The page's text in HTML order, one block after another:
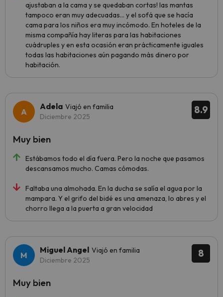
ajustaban a la cama y se quedaban cortas! las mantas
tampoco eran muy adecuadas... y el sofá que se hacía
cama para los niños era muy incómodo. En hoteles de la
misma compañía hay literas para las habitaciones
cuádruples y en esta ocasión eran prácticamente iguales
todas las habitaciones aún pagando más dinero por
habitación.
8.9
Adela Viajó en familia
Diciembre 2025
Estábamos todo el día fuera. Pero la noche que pasamos
descansamos mucho. Camas cómodas.
Faltaba una almohada. En la ducha se salía el agua por la
mampara. Y el grifo del bidé es una amenaza, lo abres y el
chorro llega a la puerta a gran velocidad
Muy bien
8
Miguel Angel Viajó en familia
Diciembre 2025
Muy bien